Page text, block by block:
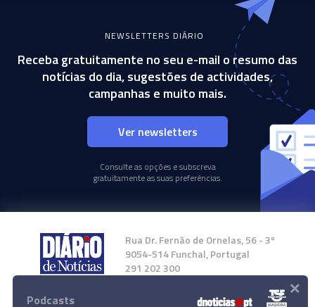
NEWSLETTERS DIÁRIO
Receba gratuitamente no seu e-mail o resumo das
notícias do dia, sugestões de actividades,
campanhas e muito mais.
Ver newsletters
Consulte as opções e subscreva
gratuitamente as suas preferências.
Rua Dr. Fernão de Ornelas, 56 - 3º
9054-514 Funchal, Portugal
291 202 300
Instale a nossa App
Podcasts ×